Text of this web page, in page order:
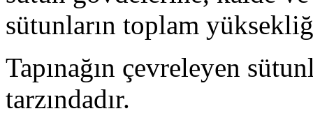
sütunların toplam
Tapınağın çevreleyen
tarzındadır.